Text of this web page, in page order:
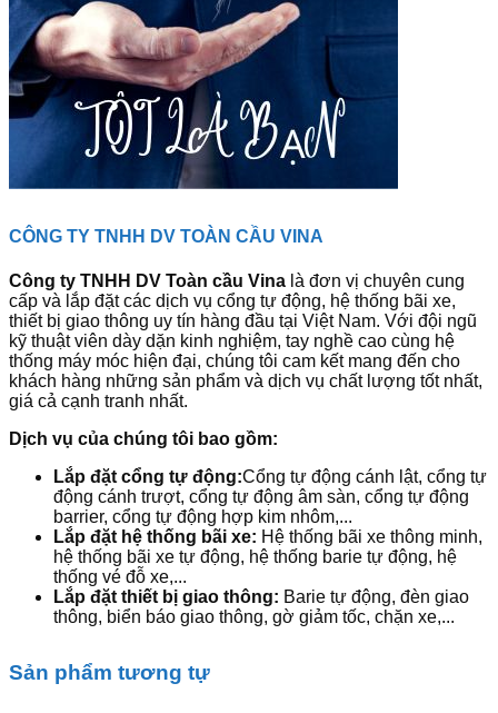
CÔNG TY TNHH DV TOÀN CẦU VINA
Công ty TNHH DV Toàn cầu Vina là đơn vị chuyên cung
cấp và lắp đặt các dịch vụ cổng tự động, hệ thống bãi xe,
thiết bị giao thông uy tín hàng đầu tại Việt Nam. Với đội ngũ
kỹ thuật viên dày dặn kinh nghiệm, tay nghề cao cùng hệ
thống máy móc hiện đại, chúng tôi cam kết mang đến cho
khách hàng những sản phẩm và dịch vụ chất lượng tốt nhất,
giá cả cạnh tranh nhất.
Dịch vụ của chúng tôi bao gồm:
Lắp đặt cổng tự động:Cổng tự động cánh lật, cổng tự
động cánh trượt, cổng tự động âm sàn, cổng tự động
barrier, cổng tự động hợp kim nhôm,...
Lắp đặt hệ thống bãi xe: Hệ thống bãi xe thông minh,
hệ thống bãi xe tự động, hệ thống barie tự động, hệ
thống vé đỗ xe,...
Lắp đặt thiết bị giao thông: Barie tự động, đèn giao
thông, biển báo giao thông, gờ giảm tốc, chặn xe,...
Sản phẩm tương tự